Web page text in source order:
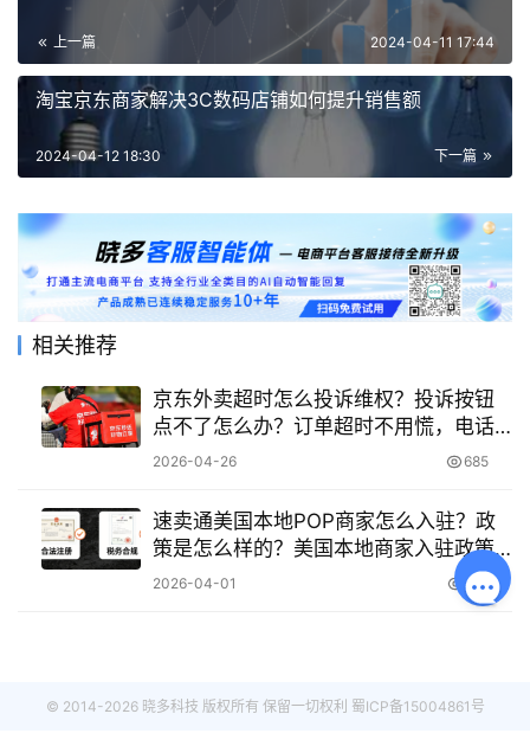
上一篇 2024-04-11 17:44
淘宝京东商家解决3C数码店铺如何提升销售额
下一篇
2024-04-12 18:30
相关推荐
京东外卖超时怎么投诉维权？投诉按钮
点不了怎么办？订单超时不用慌，电话
客服、交易纠纷、社交媒体多通道维
2026-04-26 685
速卖通美国本地POP商家怎么入驻？政
策是怎么样的？美国本地商家入驻政策
全解析！
2026-04-01 216
© 2014-2026 晓多科技 版权所有 保留一切权利 蜀ICP备15004861号